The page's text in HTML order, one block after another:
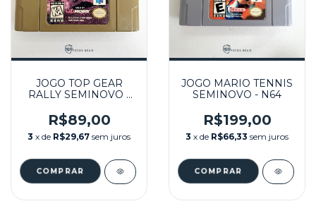
JOGO TOP GEAR
RALLY SEMINOVO -
R$89,00
3 x de R$29,67 sem juros
JOGO MARIO TENNIS
SEMINOVO - N64
R$199,00
3 x de R$66,33 sem juros